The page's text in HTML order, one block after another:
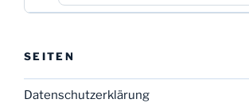
SEITEN
Datenschutzerklärung